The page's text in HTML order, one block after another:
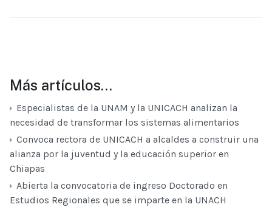
Más artículos…
Especialistas de la UNAM y la UNICACH analizan la
necesidad de transformar los sistemas alimentarios
Convoca rectora de UNICACH a alcaldes a construir una
alianza por la juventud y la educación superior en
Chiapas
Abierta la convocatoria de ingreso Doctorado en
Estudios Regionales que se imparte en la UNACH